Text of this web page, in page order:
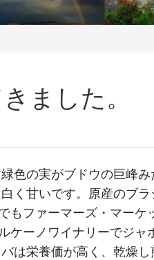
ました。
色の実がブドウの巨峰み
く甘いです。原産のブラ
もファーマーズ・マーケ
ケーノワイナリーでジャ
は栄養価が高く、乾燥し